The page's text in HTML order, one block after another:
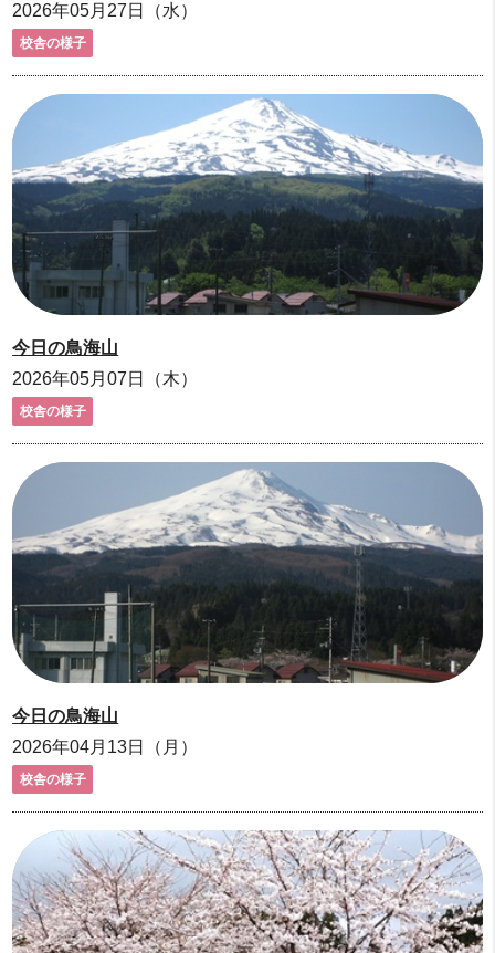
2026年05月27日（水）
校舎の様子
今日の鳥海山
2026年05月07日（木）
校舎の様子
今日の鳥海山
2026年04月13日（月）
校舎の様子